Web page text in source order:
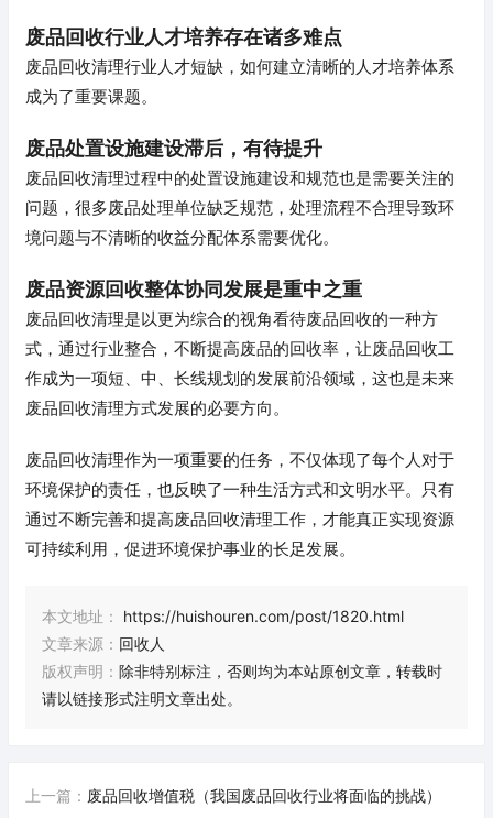
废品回收行业人才培养存在诸多难点
废品回收清理行业人才短缺，如何建立清晰的人才培养体系
成为了重要课题。
废品处置设施建设滞后，有待提升
废品回收清理过程中的处置设施建设和规范也是需要关注的
问题，很多废品处理单位缺乏规范，处理流程不合理导致环
境问题与不清晰的收益分配体系需要优化。
废品资源回收整体协同发展是重中之重
废品回收清理是以更为综合的视角看待废品回收的一种方
式，通过行业整合，不断提高废品的回收率，让废品回收工
作成为一项短、中、长线规划的发展前沿领域，这也是未来
废品回收清理方式发展的必要方向。
废品回收清理作为一项重要的任务，不仅体现了每个人对于
环境保护的责任，也反映了一种生活方式和文明水平。只有
通过不断完善和提高废品回收清理工作，才能真正实现资源
可持续利用，促进环境保护事业的长足发展。
本文地址：
https://huishouren.com/post/1820.html
文章来源： 回收人
版权声明： 除非特别标注，否则均为本站原创文章，转载时
请以链接形式注明文章出处。
上一篇： 废品回收增值税（我国废品回收行业将面临的挑战）